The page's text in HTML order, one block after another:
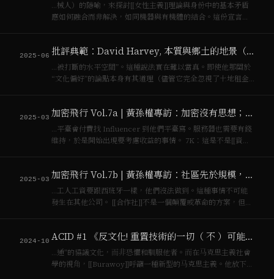
…械人）的隱喻，來探討[[女性主義]]理論與身份中的基本矛盾
應如何融合而非解決，如同機器與有機體的結合。這份宣言也
2025-06 批評典範：David Harvey, 本質與鄉土的地景（1984）
…被打斷的水平空間”。這種說法實在難以當真。即使他那關於
“文化偏好”的論點本身有其道理（儘管它完全忽視了土地租金
(https://pub-ab…
2025-03 加密飛行 Vol.7a | 黃孫權專訪：加密沒有思想；朋友們啊，我們還在被殖民
…平臺會付費找 Influencer 到他們平臺寫。服務器也需要有錢
維持，於是開始出現要考慮收益的事情。 7K：這是不是[[資本
題，整個 B…
2025-03 加密飛行 Vol.7b | 黃孫權專訪：社區先於規模，合作社與DAO
…工人工資要跟西班牙一樣，他們沒法做到。這種事情不可能
發生在其他公司。 [[合作社]]不是一個顛覆或革命的方案，但它
管你持有股份…
2024-10 ACID #1 《反⽂化! 重置技術的一切（ 不 ）可能性》 正式發行
…通”的協議⽂化，⽽⾮恐懼和馴服他者。⽽在⻢克思主義社會
學的視⻆，[[Burawoy]]呼籲⼀種新型的⻢克思主義。他放下從